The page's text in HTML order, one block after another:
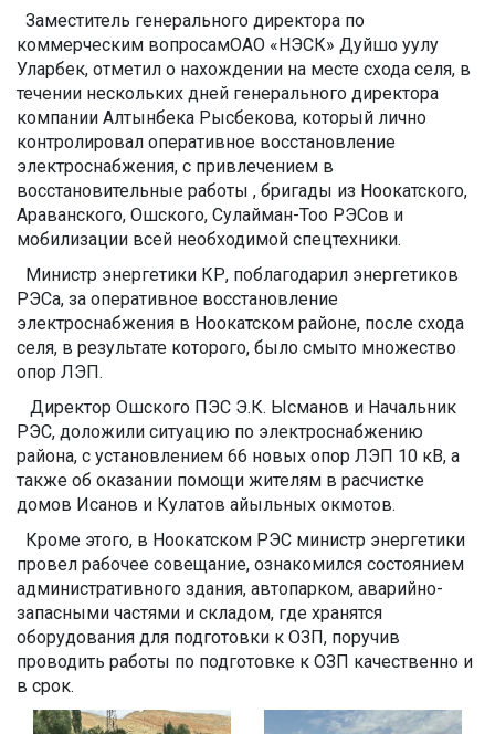
Заместитель генерального директора по
коммерческим вопросамОАО «НЭСК» Дуйшо уулу
Уларбек, отметил о нахождении на месте схода селя, в
течении нескольких дней генерального директора
компании Алтынбека Рысбекова, который лично
контролировал оперативное восстановление
электроснабжения, с привлечением в
восстановительные работы , бригады из Ноокатского,
Араванского, Ошского, Сулайман-Тоо РЭСов и
мобилизации всей необходимой спецтехники.
Министр энергетики КР, поблагодарил энергетиков
РЭСа, за оперативное восстановление
электроснабжения в Ноокатском районе, после схода
селя, в результате которого, было смыто множество
опор ЛЭП.
Директор Ошского ПЭС Э.К. Ысманов и Начальник
РЭС, доложили ситуацию по электроснабжению
района, с установлением 66 новых опор ЛЭП 10 кВ, а
также об оказании помощи жителям в расчистке
домов Исанов и Кулатов айыльных окмотов.
Кроме этого, в Ноокатском РЭС министр энергетики
провел рабочее совещание, ознакомился состоянием
административного здания, автопарком, аварийно-
запасными частями и складом, где хранятся
оборудования для подготовки к ОЗП, поручив
проводить работы по подготовке к ОЗП качественно и
в срок.